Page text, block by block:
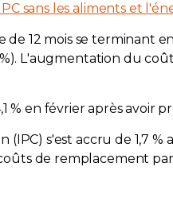
sans les aliments et
12 mois se terminant
L'augmentation du
en février après avoir
s'est accru de 1,7
de remplacement